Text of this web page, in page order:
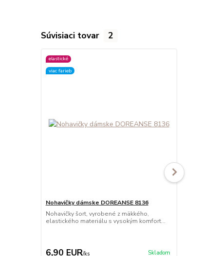
Súvisiaci tovar 2
elastické
viac farieb
Nohavičky dámske DOREANSE 8136
Nohavičky šort, vyrobené z mäkkého,
elastického materiálu s vysokým komfort...
6,90 EUR/ks Skladom